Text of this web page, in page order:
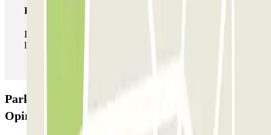
Pase ilimitado
Durante tu estancia podrás entrar y salir del parking todas
las veces que quieras.
Parking Falguière - Gare Vaugirard Zenpark:
Opiniones